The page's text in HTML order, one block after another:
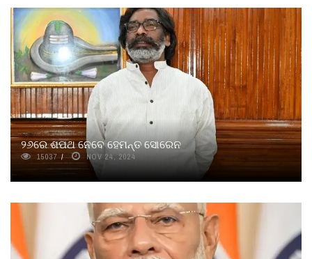
୨୬ରେ ଶପଥ ନେବେ ହେମନ୍ତ ସୋରେନ
15037 NOV 24, 2024